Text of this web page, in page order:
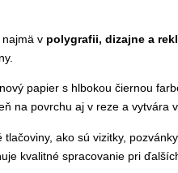
v polygrafii, dizajne a
papier s hlbokou čiernou
na povrchu aj v reze a vytvára
ako sú vizitky,
kvalitné spracovanie pri